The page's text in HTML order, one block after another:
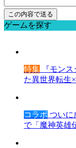
ゲームを探す
特集 『モン
た異世界転生
コラボ ついに
で「魔神英雄